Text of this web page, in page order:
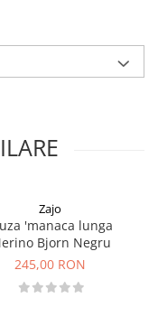
Merino wool, 17%
Zajo
'manaca lunga
Bjorn Negru
245,00 RON